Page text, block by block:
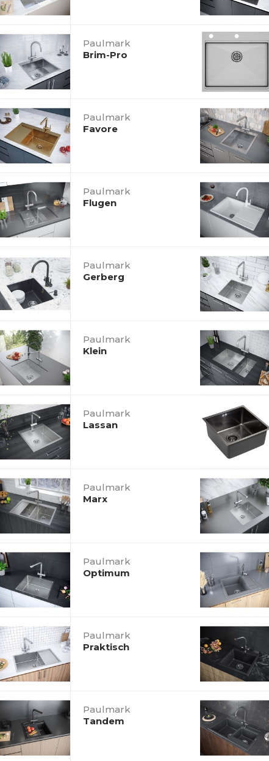
Paulmark
Brim-Pro
Paulmark
Favore
Paulmark
Flugen
Paulmark
Gerberg
Paulmark
Klein
Paulmark
Lassan
Paulmark
Marx
Paulmark
Optimum
Paulmark
Praktisch
Paulmark
Tandem